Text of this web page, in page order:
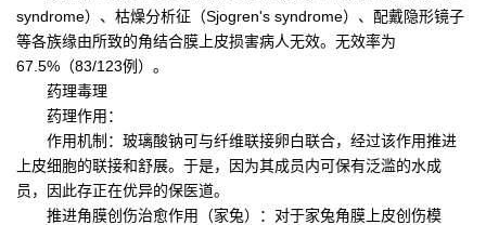
syndrome）、枯燥分析征（Sjogren's syndrome）、配戴隐形镜子
等各族缘由所致的角结合膜上皮损害病人无效。无效率为
67.5%（83/123例）。
药理毒理
药理作用：
作用机制：玻璃酸钠可与纤维联接卵白联合，经过该作用推进
上皮细胞的联接和舒展。于是，因为其成员内可保有泛滥的水成
员，因此存正在优异的保医道。
推进角膜创伤治愈作用（家兔）：对于家兔角膜上皮创伤模